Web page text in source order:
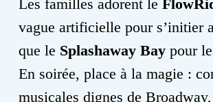
Les familles adorent le
vague artificielle pour s’initier
que le Splashaway Bay pour
En soirée, place à la magie :
musicales dignes de Broadway,